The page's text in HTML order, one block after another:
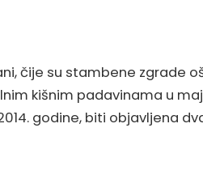
čije su stambene zgrade
kišnim padavinama u
godine, biti objavljena